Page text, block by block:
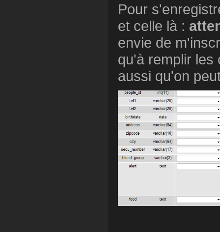
Pour
et celle là :
envie de
qu'à remplir les
aussi qu'on